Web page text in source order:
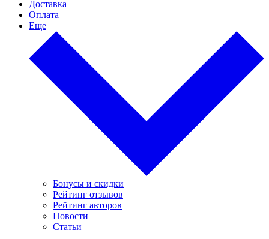
Доставка
Оплата
Еще
Бонусы и скидки
Рейтинг отзывов
Рейтинг авторов
Новости
Статьи